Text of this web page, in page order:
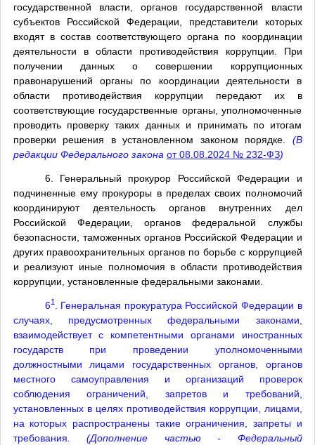
государственной власти, органов государственной власти
субъектов Российской Федерации, представители которых
входят в состав соответствующего органа по координации
деятельности в области противодействия коррупции. При
получении данных о совершении коррупционных
правонарушений органы по координации деятельности в
области противодействия коррупции передают их в
соответствующие государственные органы, уполномоченные
проводить проверку таких данных и принимать по итогам
проверки решения в установленном законом порядке. (В
редакции Федерального закона от 08.08.2024 № 232-ФЗ)
6. Генеральный прокурор Российской Федерации и
подчиненные ему прокуроры в пределах своих полномочий
координируют деятельность органов внутренних дел
Российской Федерации, органов федеральной службы
безопасности, таможенных органов Российской Федерации и
других правоохранительных органов по борьбе с коррупцией
и реализуют иные полномочия в области противодействия
коррупции, установленные федеральными законами.
61. Генеральная прокуратура Российской Федерации в
случаях, предусмотренных федеральными законами,
взаимодействует с компетентными органами иностранных
государств при проведении уполномоченными
должностными лицами государственных органов, органов
местного самоуправления и организаций проверок
соблюдения ограничений, запретов и требований,
установленных в целях противодействия коррупции, лицами,
на которых распространены такие ограничения, запреты и
требования. (Дополнение частью - Федеральный